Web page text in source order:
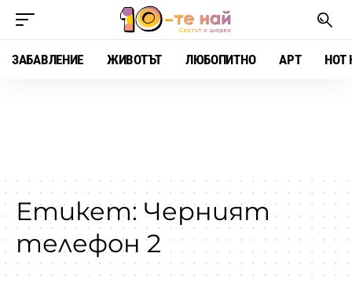
ЗАБАВЛЕНИЕ ЖИВОТЪТ ЛЮБОПИТНО АРТ HOT
Етикет: Черният
телефон 2